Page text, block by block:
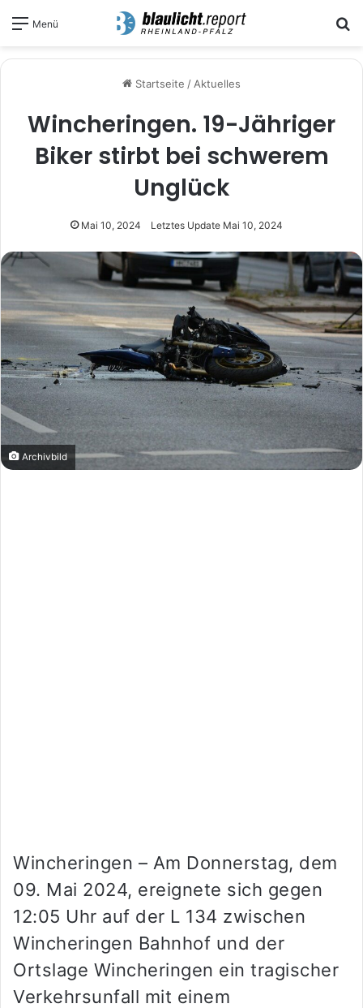
Menü
Startseite / Aktuelles
Wincheringen. 19-Jähriger
Biker stirbt bei schwerem
Unglück
Mai 10, 2024 Letztes Update Mai 10, 2024
Archivbild
Wincheringen – Am Donnerstag, dem
09. Mai 2024, ereignete sich gegen
12:05 Uhr auf der L 134 zwischen
Wincheringen Bahnhof und der
Ortslage Wincheringen ein tragischer
Verkehrsunfall mit einem